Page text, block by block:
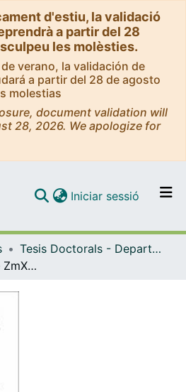
d'estiu, la validació
a partir del 28
les molèsties.
verano, la validación de
a partir del 28 de agosto
molestias
document validation will
28, 2026. We apologize for
Navega per tot el DD
Iniciar sessió (current)
Tesis Doctorals - Departament - Bioquímica i Biologia Molecular (Farmàcia)
Caracterización de ZmXTH1, una nueva xiloglucano endotraglucosilasa-hidrolasa en maiz